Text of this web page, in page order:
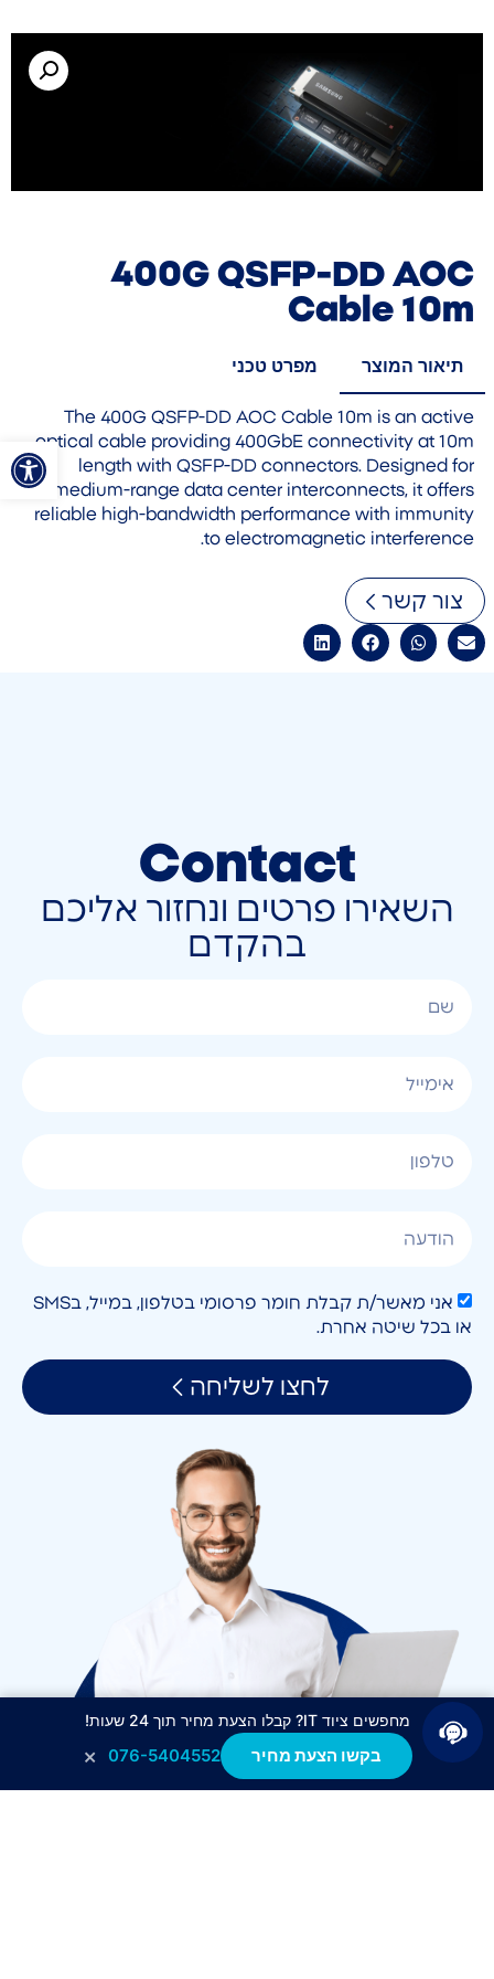
פתח
400G QSFP-DD AOC
Cable 10m
תיאור המוצר מפרט טכני
The 400G QSFP-DD AOC Cable 10m is an active
optical cable providing 400GbE connectivity at 10m
length with QSFP-DD connectors. Designed for
medium-range data center interconnects, it offers
reliable high-bandwidth performance with immunity
to electromagnetic interference.
צור קשר
Contact
השאירו פרטים ונחזור אליכם
בהקדם
אני מאשר/ת קבלת חומר פרסומי בטלפון, במייל, בSMS
או בכל שיטה אחרת.
לחצו לשליחה
מחפשים ציוד IT? קבלו הצעת מחיר תוך 24 שעות!
בקשו הצעת מחיר 076-5404552
×